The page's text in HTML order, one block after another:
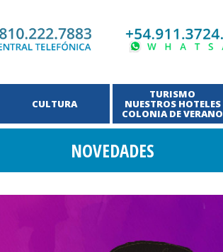
CULTURA
TURISMO
NUESTROS HOTELES
COLONIA DE VERANO
NOVEDADES